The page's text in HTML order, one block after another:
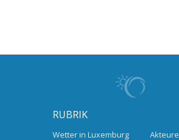
RUBRIK
Wetter in Luxemburg Akteure